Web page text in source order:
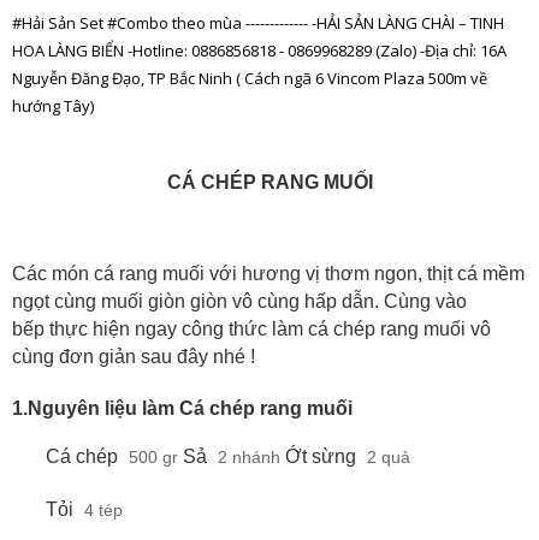
#Hải Sản Set #Combo theo mùa ------------- -HẢI SẢN LÀNG CHÀI – TINH
HOA LÀNG BIỂN -Hotline: 0886856818 - 0869968289 (Zalo) -Địa chỉ: 16A
Nguyễn Đăng Đạo, TP Bắc Ninh ( Cách ngã 6 Vincom Plaza 500m về
hướng Tây)
CÁ CHÉP RANG MUỐI
Các món cá rang muối với hương vị thơm ngon, thịt cá mềm
ngọt cùng muối giòn giòn vô cùng hấp dẫn. Cùng vào
bếp thực hiện ngay công thức làm cá chép rang muối vô
cùng đơn giản sau đây nhé !
1.Nguyên liệu làm Cá chép rang muối
Cá chép 500 gr Sả 2 nhánh Ớt sừng 2 quả
Tỏi 4 tép